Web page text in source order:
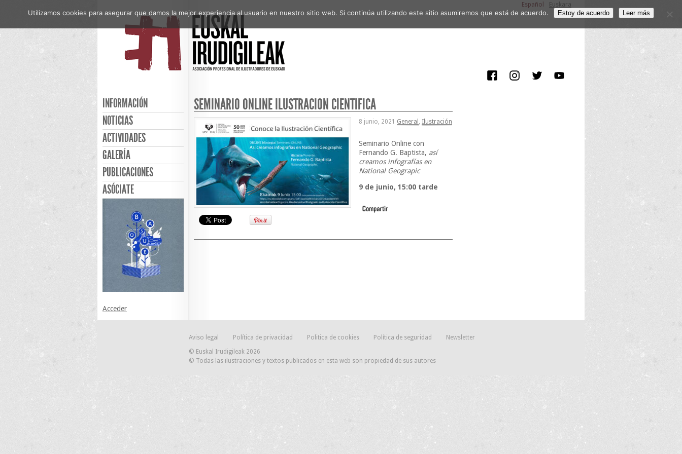
Español Euskara
INFORMACIÓN
NOTICIAS
ACTIVIDADES
GALERÍA
PUBLICACIONES
ASÓCIATE
Acceder
SEMINARIO ONLINE ILUSTRACIÓN CIENTÍFICA
8 junio, 2021 General , Ilustración
Seminario Online con
Fernando G. Baptista, así
creamos infografías en
National Geograpic
9 de junio, 15:00 tarde
Aviso legal Política de privacidad Politica de cookies Política de seguridad
Newsletter
© Euskal Irudigileak 2026
© Todas las ilustraciones y textos publicados en esta web son propiedad de sus autores
Utilizamos cookies para asegurar que damos la mejor experiencia al usuario en nuestro sitio web. Si continúa utilizando este sitio asumiremos que está de acuerdo. Estoy de acuerdo Leer más